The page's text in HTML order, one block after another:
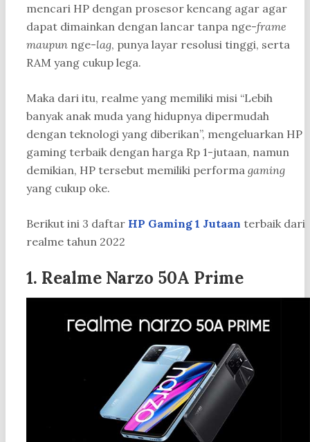
mencari HP dengan prosesor kencang agar agar
dapat dimainkan dengan lancar tanpa nge-frame
maupun nge-lag, punya layar resolusi tinggi, serta
RAM yang cukup lega.
Maka dari itu, realme yang memiliki misi “Lebih
banyak anak muda yang hidupnya dipermudah
dengan teknologi yang diberikan”, mengeluarkan HP
gaming terbaik dengan harga Rp 1-jutaan, namun
demikian, HP tersebut memiliki performa gaming
yang cukup oke.
Berikut ini 3 daftar HP Gaming 1 Jutaan terbaik dari
realme tahun 2022
1. Realme Narzo 50A Prime